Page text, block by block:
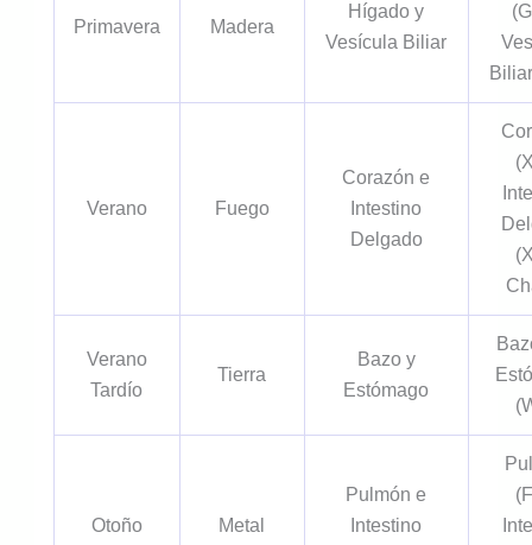
Primavera Madera
Hígado y
Vesícula Biliar
Verano Fuego
Corazón e
Intestino
Delgado
Verano
Tardío
Tierra
Bazo y
Estómago
Otoño Metal
Pulmón e
Intestino